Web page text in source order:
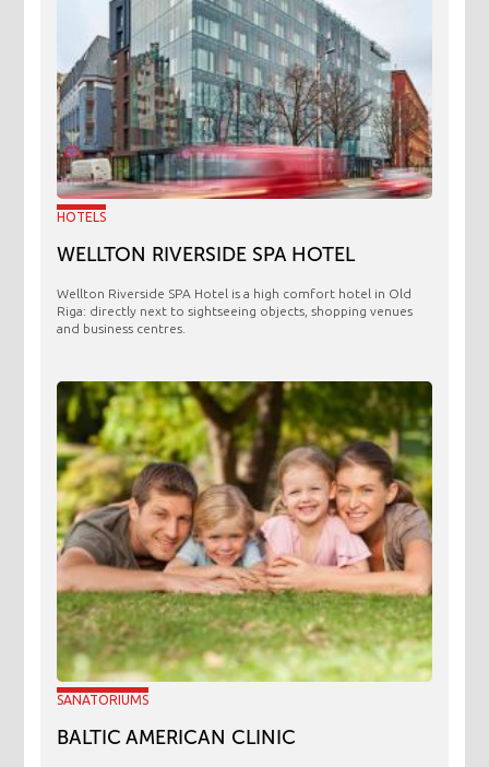
HOTELS
WELLTON RIVERSIDE SPA HOTEL
Wellton Riverside SPA Hotel is a high comfort hotel in Old
Riga: directly next to sightseeing objects, shopping venues
and business centres.
SANATORIUMS
BALTIC AMERICAN CLINIC